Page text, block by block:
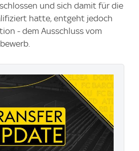
und sich damit für die
hatte, entgeht jedoch
- dem Ausschluss vom